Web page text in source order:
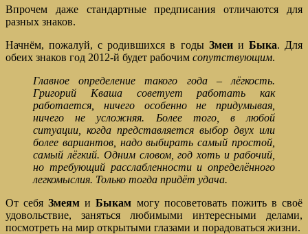
Впрочем даже стандартные предписания отличаются для
разных знаков.
Начнём, пожалуй, с родившихся в годы Змеии Быка. Для
обеих знаков год 2012-й будет рабочим сопутствующим.
Главное определение такого года – лёгкость.
Григорий Кваша советует работать как
работается, ничего особенно не придумывая,
ничего не усложняя. Более того, в любой
ситуации, когда представляется выбор двух или
более вариантов, надо выбирать самый простой,
самый лёгкий. Одним словом, год хоть и рабочий,
но требующий расслабленности и определённого
легкомыслия. Только тогда придёт удача.
От себяЗмеям иБыкам могу посоветовать пожить в своё
удовольствие, заняться любимыми интересными делами,
посмотреть на мир открытыми глазами и порадоваться жизни.